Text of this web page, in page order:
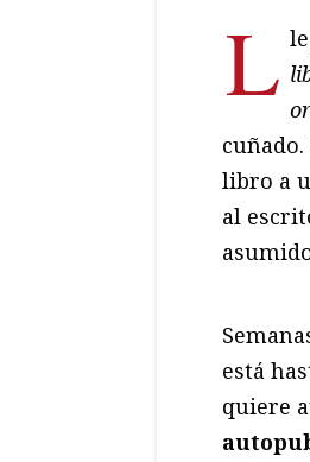
L
libro a
al
está
quiere